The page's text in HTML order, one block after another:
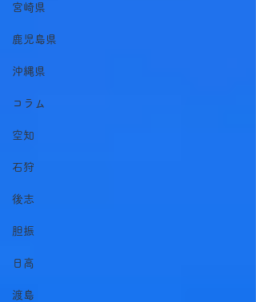
宮崎県
鹿児島県
沖縄県
コラム
空知
石狩
後志
胆振
日高
渡島